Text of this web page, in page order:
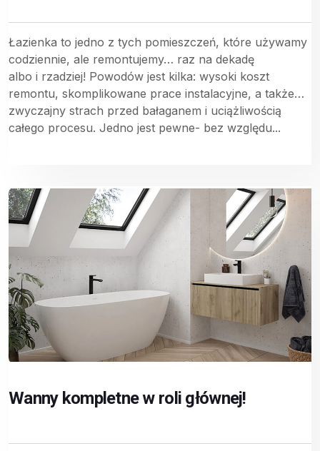
Łazienka to jedno z tych pomieszczeń, które używamy
codziennie, ale remontujemy… raz na dekadę
albo i rzadziej! Powodów jest kilka: wysoki koszt
remontu, skomplikowane prace instalacyjne, a także…
zwyczajny strach przed bałaganem i uciążliwością
całego procesu. Jedno jest pewne- bez względu...
Wanny kompletne w roli głównej!